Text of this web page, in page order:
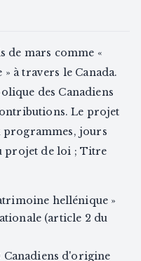
de mars comme «
à travers le Canada.
des Canadiens
Le projet
programmes, jours
projet de loi ; Titre
hellénique »
(article 2 du
Canadiens d'origine